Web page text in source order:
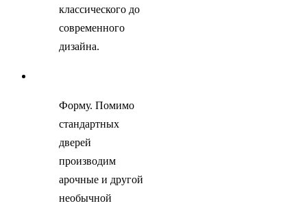
классического до
современного
дизайна.
Форму. Помимо
стандартных
дверей
производим
арочные и другой
необычной